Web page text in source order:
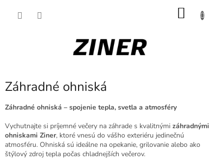
Záhradné ohniská
Záhradné ohniská – spojenie tepla, svetla a atmosféry
Vychutnajte si príjemné večery na záhrade s kvalitnými záhradnými
ohniskami Ziner, ktoré vnesú do vášho exteriéru jedinečnú
atmosféru. Ohniská sú ideálne na opekanie, grilovanie alebo ako
štýlový zdroj tepla počas chladnejších večerov.